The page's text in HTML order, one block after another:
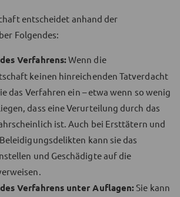
entscheidet anhand der
Folgendes:
Verfahrens: Wenn die
keinen hinreichenden Tatverdacht
das Verfahren ein – etwa wenn so wenig
dass eine Verurteilung durch das
ist. Auch bei Ersttätern und
kann sie das
und Geschädigte auf die
Verfahrens unter Auflagen: Sie kann